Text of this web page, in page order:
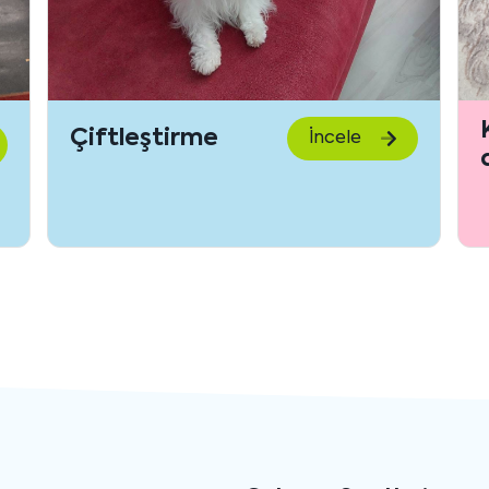
Kızımıza damat
arıyoruz
İncele